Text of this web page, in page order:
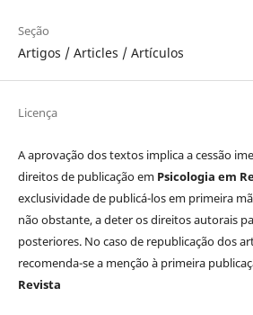
Seção
Artigos / Articles / Artículos
Licença
A aprovação dos textos implica a cessão
direitos de publicação em Psicologia em
exclusividade de publicá-los em primeira
não obstante, a deter os direitos autorais
posteriores. No caso de republicação dos
recomenda-se a menção à primeira
Revista